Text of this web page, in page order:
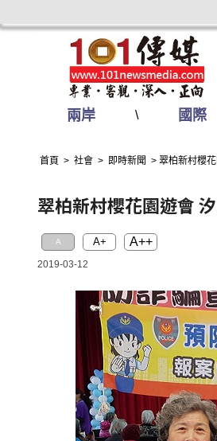
兩岸 \ 國際
首頁 > 社會 > 即時新聞 > 翠柏新村櫻
翠柏新村櫻花園遊會
A A+ A++
2019-03-12